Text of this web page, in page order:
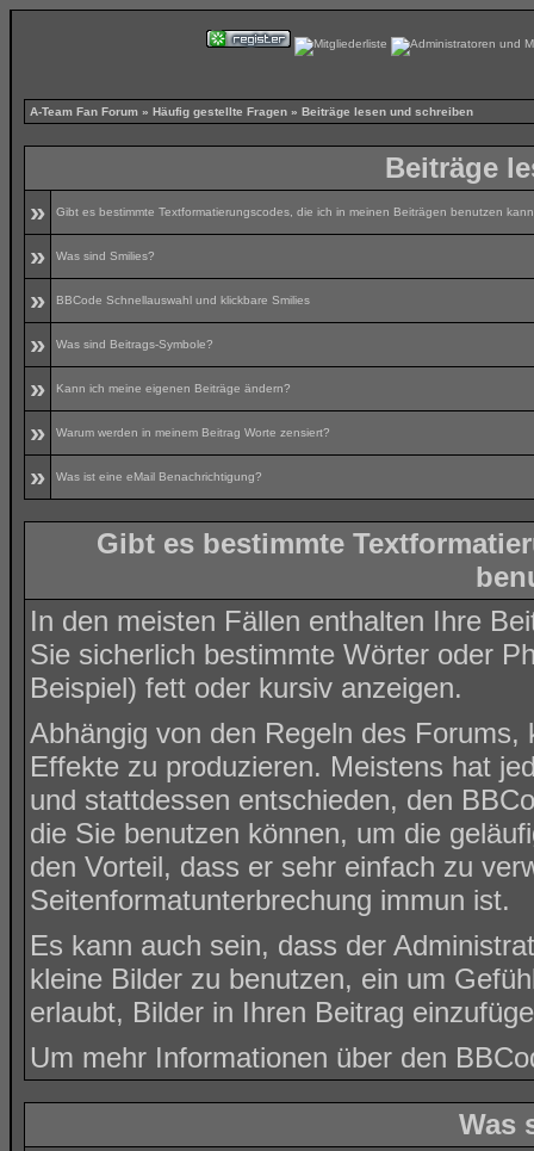
A-Team Fan Forum » Häufig gestellte Fragen » Beiträge lesen und schreiben
Beiträge
»
Gibt es bestimmte Textformatierungscodes, die ich in meinen Beiträgen benutzen
» Was sind Smilies?
» BBCode Schnellauswahl und klickbare Smilies
» Was sind Beitrags-Symbole?
» Kann ich meine eigenen Beiträge ändern?
» Warum werden in meinem Beitrag Worte zensiert?
» Was ist eine eMail Benachrichtigung?
Gibt es bestimmte
In den meisten Fällen enthalten Ihre
Sie sicherlich bestimmte Wörter oder
Beispiel) fett oder kursiv anzeigen.
Abhängig von den Regeln des
Effekte zu produzieren. Meistens hat
und stattdessen entschieden, den
die Sie benutzen können, um die
den Vorteil, dass er sehr einfach zu
Seitenformatunterbrechung immun ist.
Es kann auch sein, dass der
kleine Bilder zu benutzen, ein um
erlaubt, Bilder in Ihren Beitrag
Um mehr Informationen über den
Was